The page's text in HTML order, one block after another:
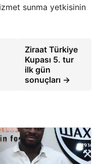
sunma yetkisinin
Ziraat Türkiye
Kupası 5. tur
ilk gün
sonuçları →